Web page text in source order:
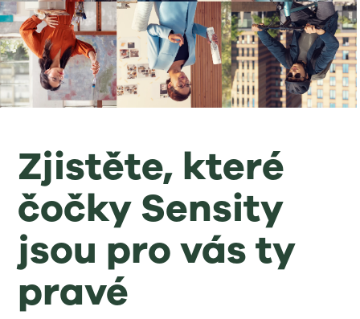
Zjistěte, které
čočky Sensity
jsou pro vás ty
pravé